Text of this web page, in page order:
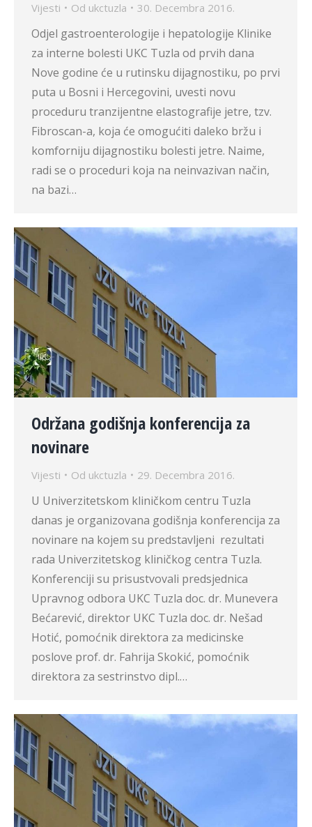
Vijesti Od ukctuzla 30. Decembra 2016.
Odjel gastroenterologije i hepatologije Klinike
za interne bolesti UKC Tuzla od prvih dana
Nove godine će u rutinsku dijagnostiku, po prvi
puta u Bosni i Hercegovini, uvesti novu
proceduru tranzijentne elastografije jetre, tzv.
Fibroscan-a, koja će omogućiti daleko bržu i
komforniju dijagnostiku bolesti jetre. Naime,
radi se o proceduri koja na neinvazivan način,
na bazi…
Održana godišnja konferencija za
novinare
Vijesti Od ukctuzla 29. Decembra 2016.
U Univerzitetskom kliničkom centru Tuzla
danas je organizovana godišnja konferencija za
novinare na kojem su predstavljeni rezultati
rada Univerzitetskog kliničkog centra Tuzla.
Konferenciji su prisustvovali predsjednica
Upravnog odbora UKC Tuzla doc. dr. Munevera
Bećarević, direktor UKC Tuzla doc. dr. Nešad
Hotić, pomoćnik direktora za medicinske
poslove prof. dr. Fahrija Skokić, pomoćnik
direktora za sestrinstvo dipl.…